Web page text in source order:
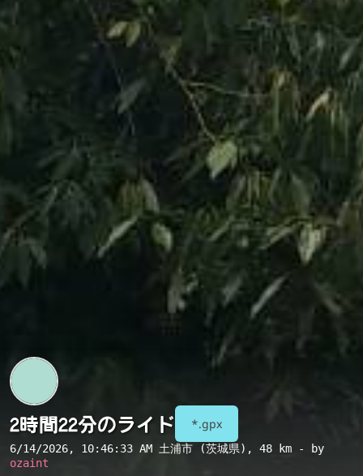
2時間22分のライド *.gpx
6/14/2026, 10:46:33 AM 土浦市 (茨城県) , 48 km - by
ozaint